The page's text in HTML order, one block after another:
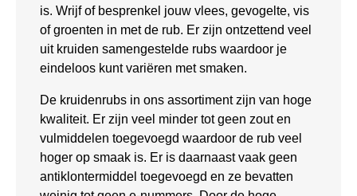
is. Wrijf of besprenkel jouw vlees, gevogelte, vis
of groenten in met de rub. Er zijn ontzettend veel
uit kruiden samengestelde rubs waardoor je
eindeloos kunt variëren met smaken.
De kruidenrubs in ons assortiment zijn van hoge
kwaliteit. Er zijn veel minder tot geen zout en
vulmiddelen toegevoegd waardoor de rub veel
hoger op smaak is. Er is daarnaast vaak geen
antiklontermiddel toegevoegd en ze bevatten